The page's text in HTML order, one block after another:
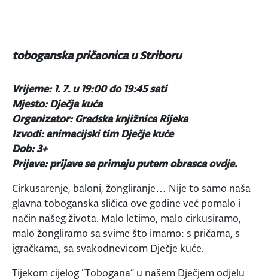
toboganska pričaonica u Striboru
Vrijeme: 1. 7. u 19:00 do 19:45 sati
Mjesto: Dječja kuća
Organizator: Gradska knjižnica Rijeka
Izvodi: animacijski tim Dječje kuće
Dob: 3+
Prijave: prijave se primaju putem obrascaovdje.
Cirkusarenje, baloni, žongliranje… Nije to samo naša
glavna toboganska sličica ove godine već pomalo i
način našeg života. Malo letimo, malo cirkusiramo,
malo žongliramo sa svime što imamo: s pričama, s
igračkama, sa svakodnevicom Dječje kuće.
Tijekom cijelog “Tobogana” u našem Dječjem odjelu